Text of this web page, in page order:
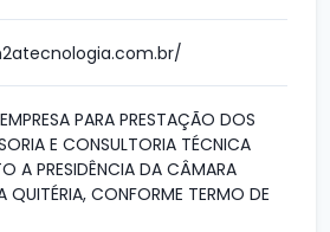
PARA PRESTAÇÃO DOS
E CONSULTORIA TÉCNICA
A PRESIDÊNCIA DA CÂMARA
QUITÉRIA, CONFORME TERMO DE